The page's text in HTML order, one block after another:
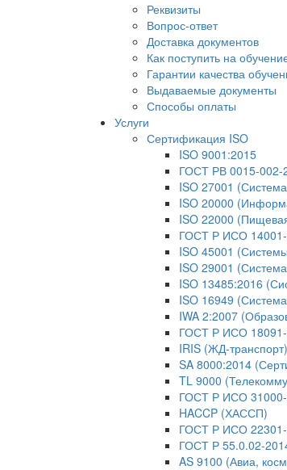
Реквизиты
Вопрос-ответ
Доставка документов
Как поступить на
Гарантии качества
Выдаваемые документы
Способы оплаты
Услуги
Сертификация ISO
ISO 9001:2015
ГОСТ РВ 0015-002-
ISO 27001
ISO 20000
ISO 22000
ГОСТ Р ИСО 14001-
ISO 45001
ISO 29001
ISO 13485:2016
ISO 16949
IWA 2:2007
ГОСТ Р ИСО 18091-
IRIS (ЖД-транспорт)
SA 8000:2014
TL 9000
ГОСТ Р ИСО 31000-
HACCP (ХАССП)
ГОСТ Р ИСО 22301-
ГОСТ Р 55.0.02-
AS 9100 (Авиа,